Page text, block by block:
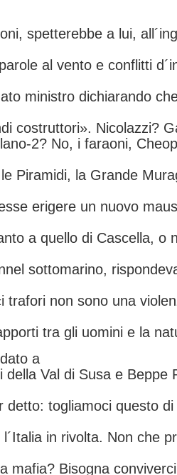
spetterebbe a lui,
al vento e conflitti
ministro dichiarando
costruttori». Nicolazzi?
2? No, i faraoni,
Piramidi, la Grande
erigere un nuovo
a quello di Cascella, o
sottomarino,
trafori non sono una
tra gli uomini e la
a
della Val di Susa e Beppe
detto: togliamoci questo
in rivolta. Non che
mafia? Bisogna